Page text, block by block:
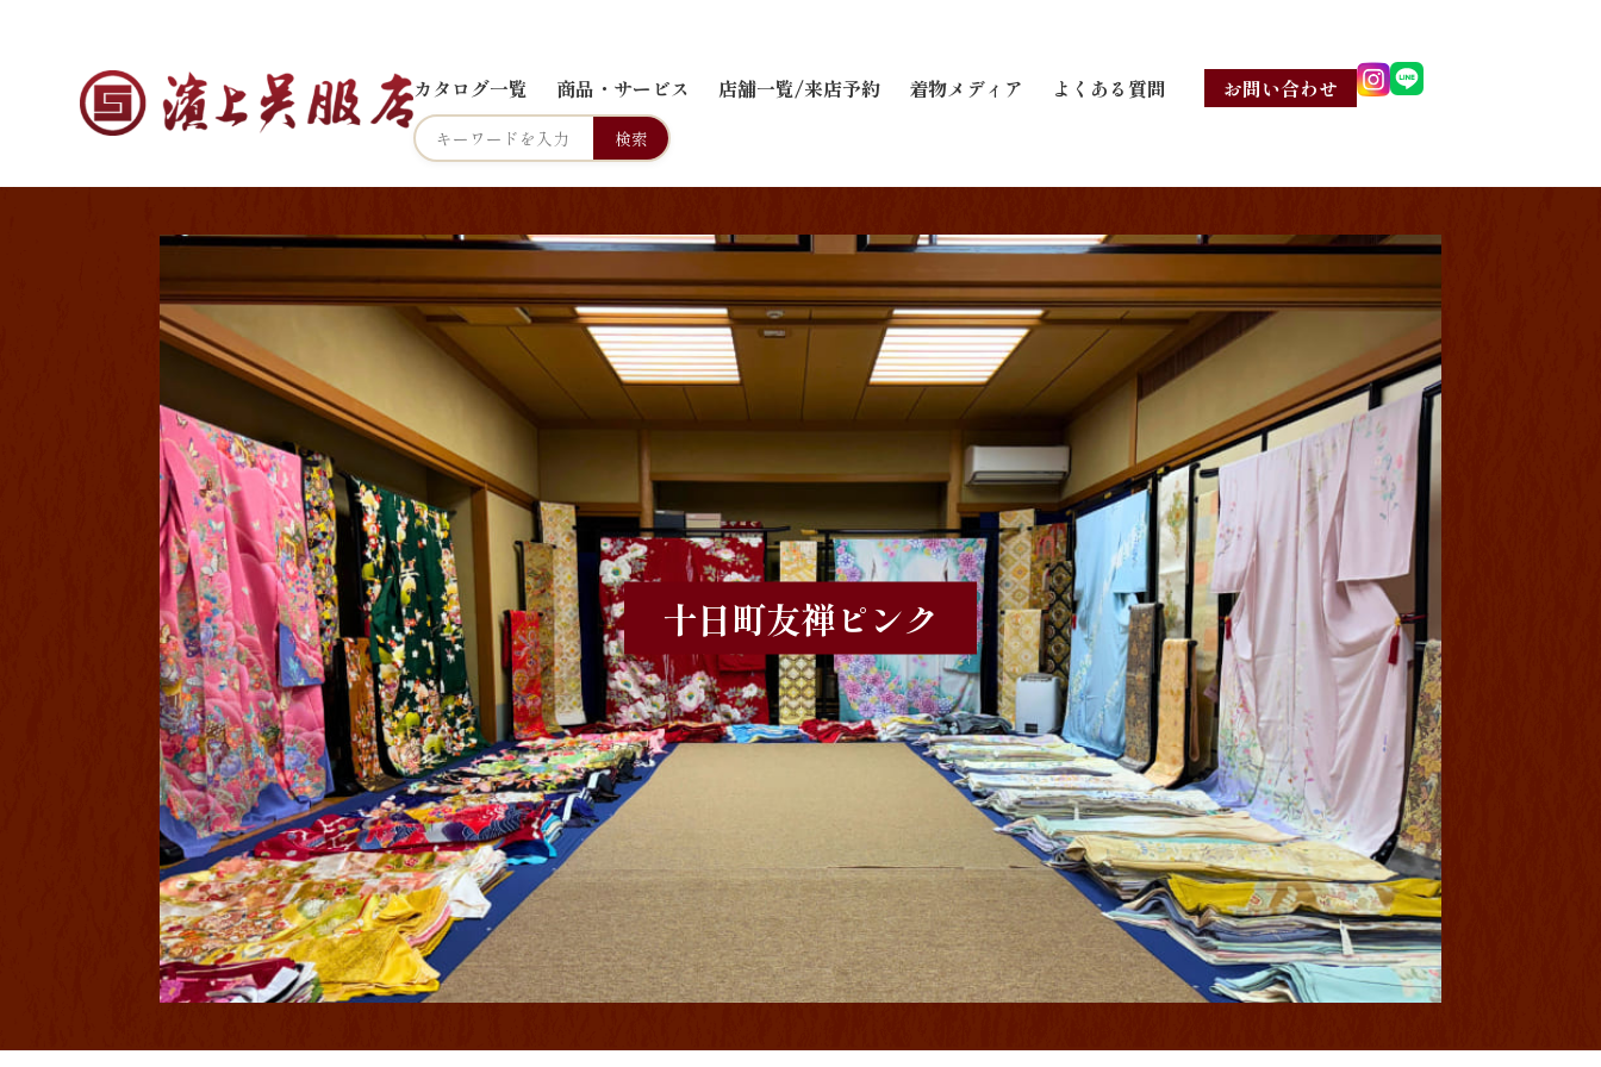
カタログ一覧 商品・サービス 店舗一覧/来店予約 着物メディア よくある質問
検索
お問い合わせ
十日町友禅ピンク